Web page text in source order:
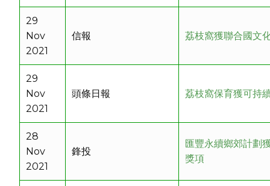
29
Nov
2021
信報 荔枝窩獲聯合國文
29
Nov
2021
頭條日報 荔枝窩保育獲可持
28
Nov
2021
鋒投
匯豐永續鄉郊計劃
獎項